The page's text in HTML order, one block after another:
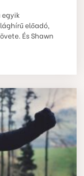
egyik
előadó,
És Shawn